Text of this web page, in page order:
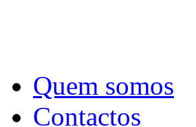
Quem somos
Contactos